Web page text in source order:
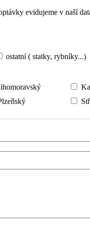
evidujeme v naší
ostatní ( statky, rybníky...)